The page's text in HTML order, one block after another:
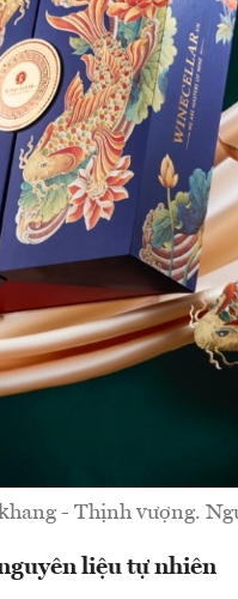
- Thịnh vượng.
liệu tự nhiên